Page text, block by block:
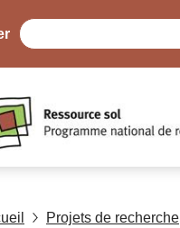
Projets de recherche